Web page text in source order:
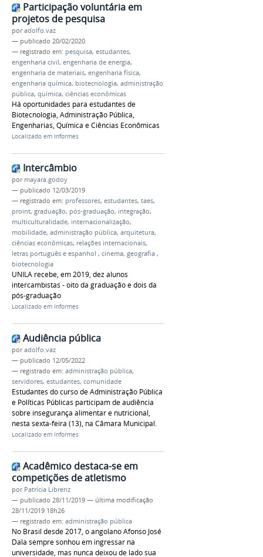
Participação voluntária em
projetos de pesquisa
poradolfo.vaz
— publicado 20/02/2020
— registrado em: pesquisa, estudantes,
engenharia civil, engenharia de energia,
engenharia de materiais, engenharia física,
engenharia química, biotecnologia, administração
pública, química, ciências econômicas
Há oportunidades para estudantes de
Biotecnologia, Administração Pública,
Engenharias, Química e Ciências Econômicas
Localizado em Informes
Intercâmbio
por mayara.godoy
— publicado 12/03/2019
— registrado em: professores, estudantes, taes,
proint, graduação, pós-graduação, integração,
multiculturalidade, internacionalização,
mobilidade, administração pública, arquitetura,
ciências econômicas, relações internacionais,
letras português e espanhol , cinema, geografia ,
biotecnologia
UNILA recebe, em 2019, dez alunos
intercambistas - oito da graduação e dois da
pós-graduação
Localizado em Informes
Audiência pública
poradolfo.vaz
— publicado 12/05/2022
— registrado em: administração pública,
servidores, estudantes, comunidade
Estudantes do curso de Administração Pública
e Políticas Públicas participam de audiência
sobre insegurança alimentar e nutricional,
nesta sexta-feira (13), na Câmara Municipal.
Localizado em Informes
Acadêmico destaca-se em
competições de atletismo
por Patrícia Librenz
— publicado 28/11/2019 — última modificação
28/11/2019 18h26
— registrado em: administração pública
No Brasil desde 2017, o angolano Afonso José
Dala sempre sonhou em ingressar na
universidade, mas nunca deixou de lado sua